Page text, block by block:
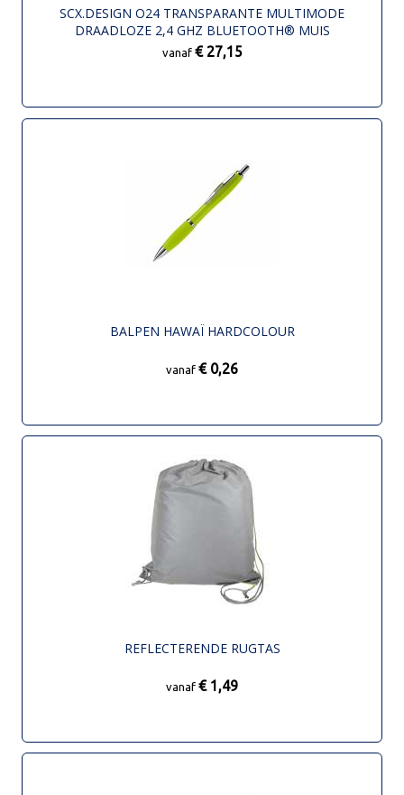
SCX.DESIGN O24 TRANSPARANTE MULTIMODE
DRAADLOZE 2,4 GHZ BLUETOOTH® MUIS
vanaf € 27,15
BALPEN HAWAÏ HARDCOLOUR
vanaf € 0,26
REFLECTERENDE RUGTAS
vanaf € 1,49